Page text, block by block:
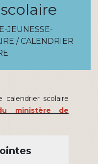
JEUNESSE-
/ CALENDRIER
calendrier scolaire
ministère de